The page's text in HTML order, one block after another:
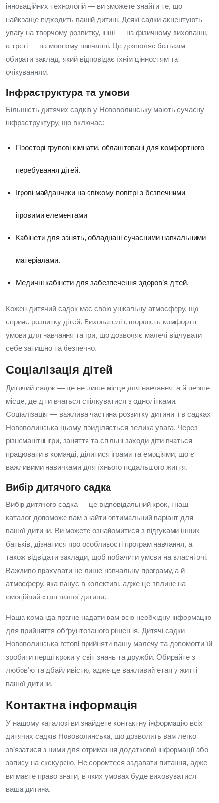
інноваційних технологій — ви зможете знайти те, що
найкраще підходить вашій дитині. Деякі садки акцентують
увагу на творчому розвитку, інші — на фізичному вихованні,
а треті — на мовному навчанні. Це дозволяє батькам
обирати заклад, який відповідає їхнім цінностям та
очікуванням.
Інфраструктура та умови
Більшість дитячих садків у Нововолинську мають сучасну
інфраструктуру, що включає:
Просторі групові кімнати, облаштовані для комфортного
перебування дітей.
Ігрові майданчики на свіжому повітрі з безпечними
ігровими елементами.
Кабінети для занять, обладнані сучасними навчальними
матеріалами.
Медичні кабінети для забезпечення здоров’я дітей.
Кожен дитячий садок має свою унікальну атмосферу, що
сприяє розвитку дітей. Вихователі створюють комфортні
умови для навчання та гри, що дозволяє малечі відчувати
себе затишно та безпечно.
Соціалізація дітей
Дитячий садок — це не лише місце для навчання, а й перше
місце, де діти вчаться спілкуватися з однолітками.
Соціалізація — важлива частина розвитку дитини, і в садках
Нововолинська цьому приділяється велика увага. Через
різноманітні ігри, заняття та спільні заходи діти вчаться
працювати в команді, ділитися іграми та емоціями, що є
важливими навичками для їхнього подальшого життя.
Вибір дитячого садка
Вибір дитячого садка — це відповідальний крок, і наш
каталог допоможе вам знайти оптимальний варіант для
вашої дитини. Ви можете ознайомитися з відгуками інших
батьків, дізнатися про особливості програм навчання, а
також відвідати заклади, щоб побачити умови на власні очі.
Важливо врахувати не лише навчальну програму, а й
атмосферу, яка панує в колективі, адже це вплине на
емоційний стан вашої дитини.
Наша команда прагне надати вам всю необхідну інформацію
для прийняття обґрунтованого рішення. Дитячі садки
Нововолинська готові прийняти вашу малечу та допомогти їй
зробити перші кроки у світ знань та дружби. Обирайте з
любов’ю та дбайливістю, адже це важливий етап у житті
вашої дитини.
Контактна інформація
У нашому каталозі ви знайдете контактну інформацію всіх
дитячих садків Нововолинська, що дозволить вам легко
зв’язатися з ними для отримання додаткової інформації або
запису на екскурсію. Не соромтеся задавати питання, адже
ви маєте право знати, в яких умовах буде виховуватися
ваша дитина.